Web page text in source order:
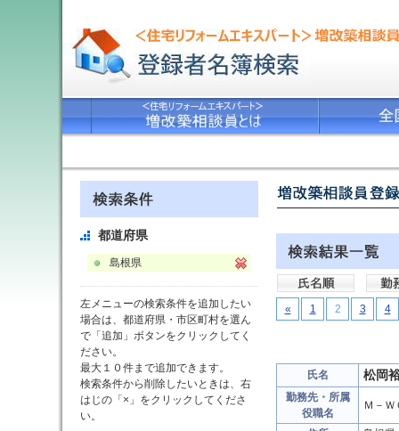
都道府県
島根県
左メニューの検索条件を追加したい
場合は、都道府県・市区町村を選ん
で「追加」ボタンをクリックしてく
ださい。
最大１０件まで追加できます。
検索条件から削除したいときは、右
はじの「×」をクリックしてくださ
い。
« 1 2 3 4
氏名 松岡
勤務先・所属
役職名
Ｍ－Ｗ